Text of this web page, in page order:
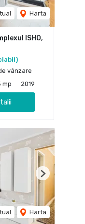
Harta
ISHO,
vânzare
mp 2019
Harta
Next